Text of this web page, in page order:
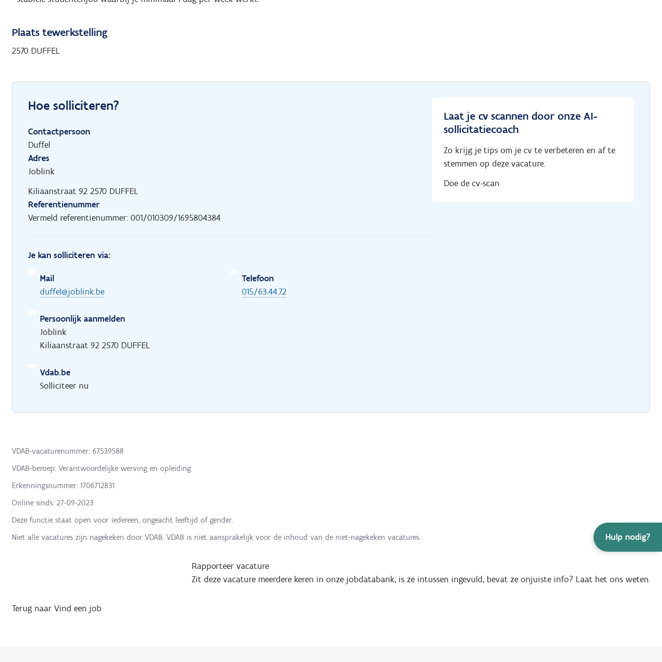
Hulp nodig?
Plaats tewerkstelling
2570 DUFFEL
Hoe solliciteren?
Contactpersoon
Duffel
Adres
Joblink
Kiliaanstraat 92 2570 DUFFEL
Referentienummer
Vermeld referentienummer: 001/010309/1695804384
Je kan solliciteren via:
Mail
duffel@joblink.be
Telefoon
015/63.44.72
Persoonlijk aanmelden
Joblink
Kiliaanstraat 92 2570 DUFFEL
Vdab.be
Solliciteer nu
Laat je cv scannen door onze AI-
sollicitatiecoach
Zo krijg je tips om je cv te verbeteren en af te
stemmen op deze vacature.
Doe de cv-scan
VDAB-vacaturenummer: 67539588
VDAB-beroep: Verantwoordelijke werving en opleiding
Erkenningsnummer: 1706712831
Online sinds: 27-09-2023
Deze functie staat open voor iedereen, ongeacht leeftijd of gender.
Niet alle vacatures zijn nagekeken door VDAB. VDAB is niet aansprakelijk voor de inhoud van de niet-nagekeken vacatures.
Rapporteer vacature
Zit deze vacature meerdere keren in onze jobdatabank, is ze intussen ingevuld, bevat ze onjuiste info? Laat het ons weten.
Terug naar Vind een job